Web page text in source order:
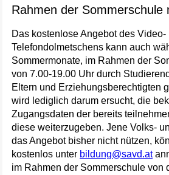
Rahmen der Sommerschule
Das kostenlose Angebot des Video-
Telefondolmetschens kann auch
Sommermonate, im Rahmen der
von 7.00-19.00 Uhr durch
Eltern und Erziehungsberechtigten
wird lediglich darum ersucht, die
Zugangsdaten der bereits
diese weiterzugeben. Jene Volks-
das Angebot bisher nicht nützen,
kostenlos unter bildung@savd.at
im Rahmen der Sommerschule von